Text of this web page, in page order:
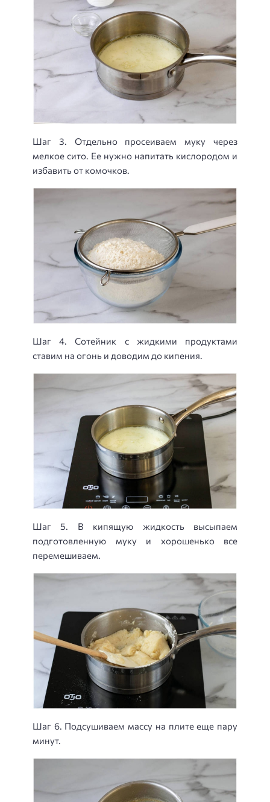
Шаг 3. Отдельно просеиваем муку через
мелкое сито. Ее нужно напитать кислородом и
избавить от комочков.
Шаг 4. Сотейник с жидкими продуктами
ставим на огонь и доводим до кипения.
Шаг 5. В кипящую жидкость высыпаем
подготовленную муку и хорошенько все
перемешиваем.
Шаг 6. Подсушиваем массу на плите еще пару
минут.